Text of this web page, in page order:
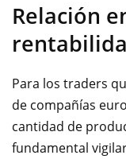
Relación
Para los traders
de compañías
cantidad de
fundamental